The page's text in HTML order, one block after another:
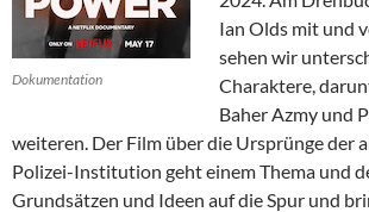
Dokumentation
Ian Olds mit und
sehen wir
Charaktere,
Baher Azmy und
weiteren. Der Film über die Ursprünge der
Polizei-Institution geht einem Thema und
Grundsätzen und Ideen auf die Spur und